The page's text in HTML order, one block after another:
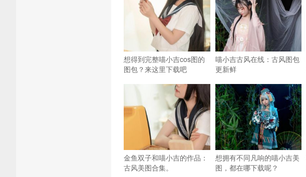
想得到完整喵小吉cos图的
图包？来这里下载吧
喵小吉古风在线：古风图包
更新鲜
金鱼双子和喵小吉的作品：
古风美图合集。
想拥有不同凡响的喵小吉美
图，都在哪下载呢？